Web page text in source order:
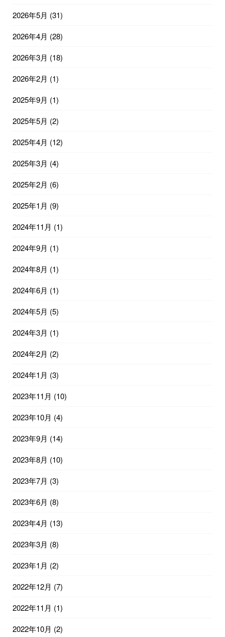
2026年5月 (31)
2026年4月 (28)
2026年3月 (18)
2026年2月 (1)
2025年9月 (1)
2025年5月 (2)
2025年4月 (12)
2025年3月 (4)
2025年2月 (6)
2025年1月 (9)
2024年11月 (1)
2024年9月 (1)
2024年8月 (1)
2024年6月 (1)
2024年5月 (5)
2024年3月 (1)
2024年2月 (2)
2024年1月 (3)
2023年11月 (10)
2023年10月 (4)
2023年9月 (14)
2023年8月 (10)
2023年7月 (3)
2023年6月 (8)
2023年4月 (13)
2023年3月 (8)
2023年1月 (2)
2022年12月 (7)
2022年11月 (1)
2022年10月 (2)